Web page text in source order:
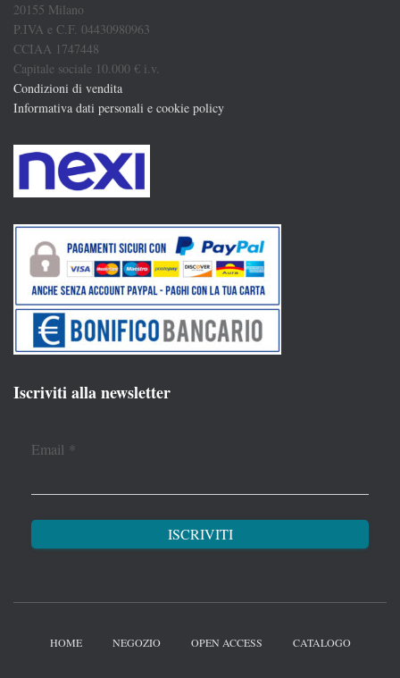
20155 Milano
P.IVA e C.F. 04430980963
CCIAA 1747448
Capitale sociale 10.000 € i.v.
Condizioni di vendita
Informativa dati personali e cookie policy
Iscriviti alla newsletter
Email *
HOME NEGOZIO OPEN ACCESS CATALOGO